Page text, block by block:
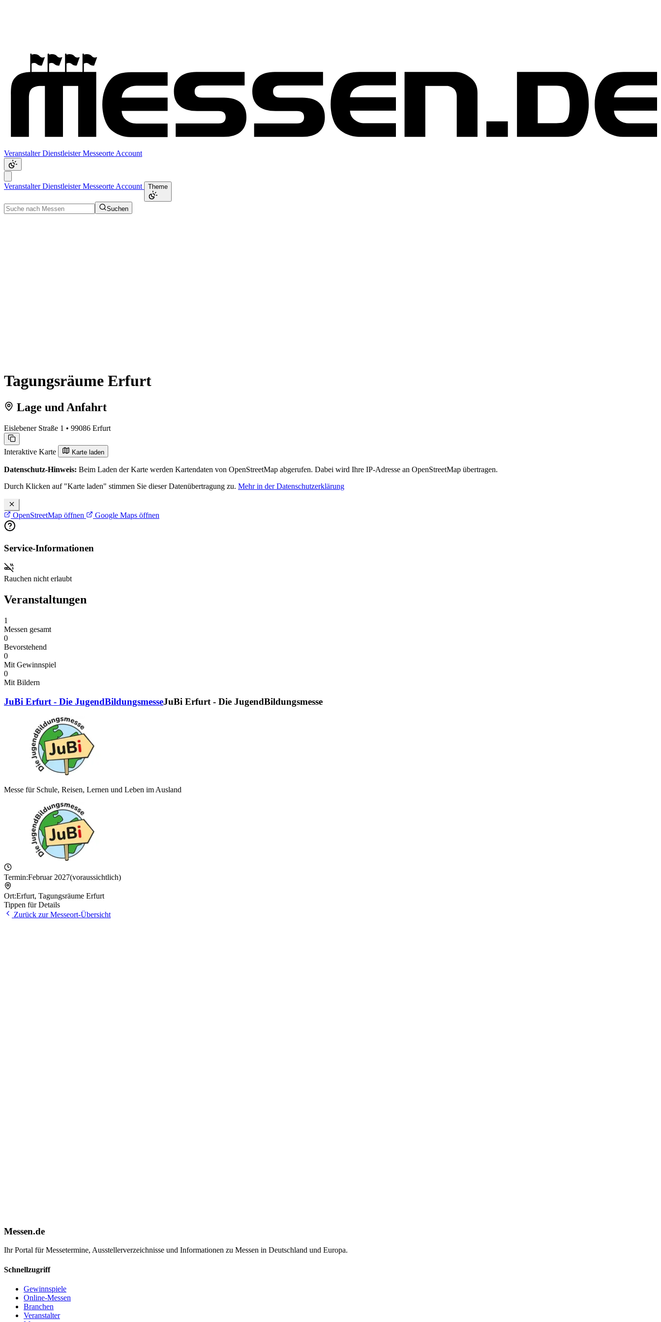
VeranstalterDienstleisterMesseorte Account
VeranstalterDienstleisterMesseorte Account Theme
Suchen
Tagungsräume Erfurt
Lage und Anfahrt
Eislebener Straße 1 • 99086 Erfurt
Interaktive Karte Karte laden
Datenschutz-Hinweis: Beim Laden der Karte werden Kartendaten von OpenStreetMap abgerufen. Dabei wird Ihre IP-Adresse an OpenStreetMap übertragen.
Durch Klicken auf "Karte laden" stimmen Sie dieser Datenübertragung zu. Mehr in der Datenschutzerklärung
OpenStreetMap öffnen Google Maps öffnen
Service-Informationen
Rauchen nicht erlaubt
Veranstaltungen
1
Messen gesamt
0
Bevorstehend
0
Mit Gewinnspiel
0
Mit Bildern
JuBi Erfurt - Die JugendBildungsmesseJuBi Erfurt - Die JugendBildungsmesse
Messe für Schule, Reisen, Lernen und Leben im Ausland
Termin:Februar 2027(voraussichtlich)
Ort:Erfurt, Tagungsräume Erfurt
Tippen für Details
Zurück zur Messeort-Übersicht
Messen.de
Ihr Portal für Messetermine, Ausstellerverzeichnisse und Informationen zu Messen in Deutschland und Europa.
Schnellzugriff
Gewinnspiele
Online-Messen
Branchen
Veranstalter